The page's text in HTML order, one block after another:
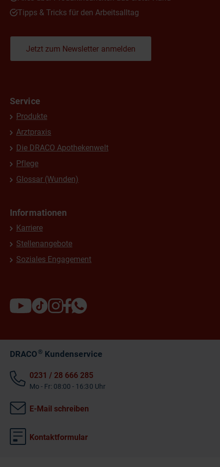
Tipps & Tricks für den Arbeitsalltag
Jetzt zum Newsletter anmelden
Service
Produkte
Arztpraxis
Die DRACO Apothekenwelt
Pflege
Glossar (Wunden)
Informationen
Karriere
Stellenangebote
Soziales Engagement
DRACO®Kundenservice
0231 / 28 666 285
Mo - Fr: 08:00 - 16:30 Uhr
E-Mail schreiben
Kontaktformular